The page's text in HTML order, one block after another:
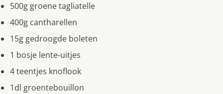
500g groene tagliatelle
400g cantharellen
15g gedroogde boleten
1 bosje lente-uitjes
4 teentjes knoflook
1dl groentebouillon